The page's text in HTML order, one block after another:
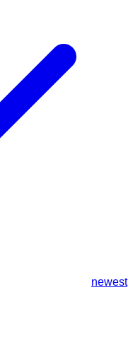
newest